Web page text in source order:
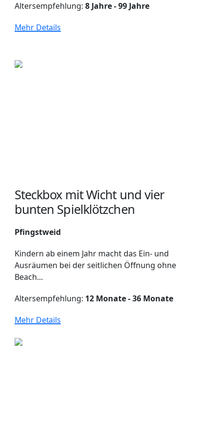
Altersempfehlung: 8 Jahre - 99 Jahre
Mehr Details
Steckbox mit Wicht und vier
bunten Spielklötzchen
Pfingstweid
Kindern ab einem Jahr macht das Ein- und
Ausräumen bei der seitlichen Öffnung ohne
Beach...
Altersempfehlung: 12 Monate - 36 Monate
Mehr Details